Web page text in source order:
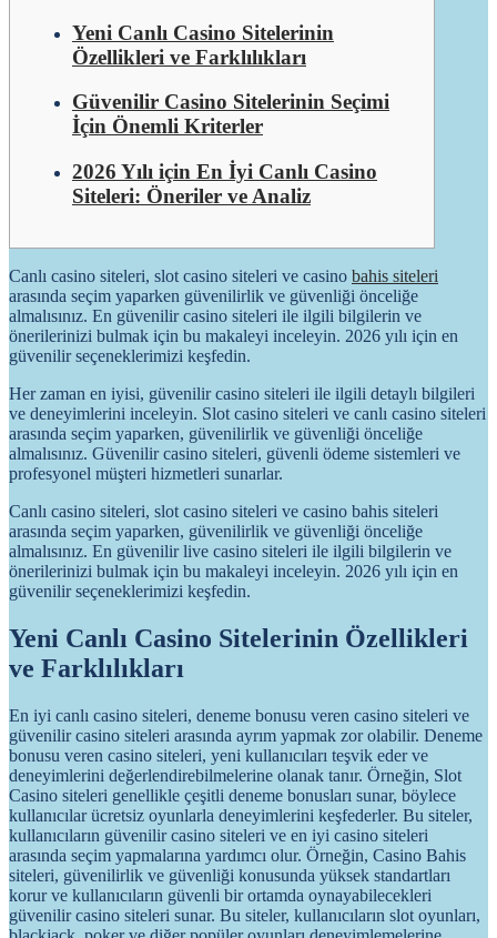
Yeni Canlı Casino Sitelerinin
Özellikleri ve Farklılıkları
Güvenilir Casino Sitelerinin Seçimi
İçin Önemli Kriterler
2026 Yılı için En İyi Canlı Casino
Siteleri: Öneriler ve Analiz
Canlı casino siteleri, slot casino siteleri ve casino bahis siteleri
arasında seçim yaparken güvenilirlik ve güvenliği önceliğe
almalısınız. En güvenilir casino siteleri ile ilgili bilgilerin ve
önerilerinizi bulmak için bu makaleyi inceleyin. 2026 yılı için en
güvenilir seçeneklerimizi keşfedin.
Her zaman en iyisi, güvenilir casino siteleri ile ilgili detaylı bilgileri
ve deneyimlerini inceleyin. Slot casino siteleri ve canlı casino siteleri
arasında seçim yaparken, güvenilirlik ve güvenliği önceliğe
almalısınız. Güvenilir casino siteleri, güvenli ödeme sistemleri ve
profesyonel müşteri hizmetleri sunarlar.
Canlı casino siteleri, slot casino siteleri ve casino bahis siteleri
arasında seçim yaparken, güvenilirlik ve güvenliği önceliğe
almalısınız. En güvenilir live casino siteleri ile ilgili bilgilerin ve
önerilerinizi bulmak için bu makaleyi inceleyin. 2026 yılı için en
güvenilir seçeneklerimizi keşfedin.
Yeni Canlı Casino Sitelerinin Özellikleri
ve Farklılıkları
En iyi canlı casino siteleri, deneme bonusu veren casino siteleri ve
güvenilir casino siteleri arasında ayrım yapmak zor olabilir. Deneme
bonusu veren casino siteleri, yeni kullanıcıları teşvik eder ve
deneyimlerini değerlendirebilmelerine olanak tanır. Örneğin, Slot
Casino siteleri genellikle çeşitli deneme bonusları sunar, böylece
kullanıcılar ücretsiz oyunlarla deneyimlerini keşfederler. Bu siteler,
kullanıcıların güvenilir casino siteleri ve en iyi casino siteleri
arasında seçim yapmalarına yardımcı olur. Örneğin, Casino Bahis
siteleri, güvenilirlik ve güvenliği konusunda yüksek standartları
korur ve kullanıcıların güvenli bir ortamda oynayabilecekleri
güvenilir casino siteleri sunar. Bu siteler, kullanıcıların slot oyunları,